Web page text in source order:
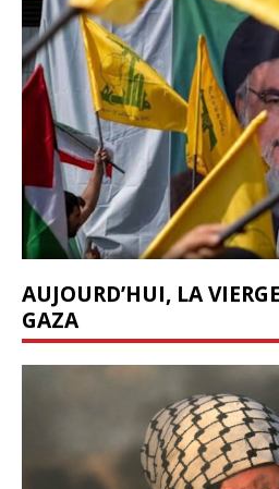
AUJOURD’HUI, LA
GAZA